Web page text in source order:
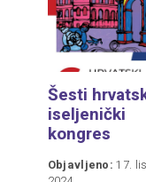
Šesti
iseljenički
kongres
Objavljeno: 17.